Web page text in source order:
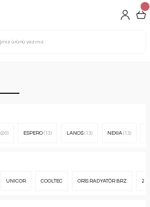
(20) ESPERO (13) LANOS (13) NEXIA (13)
UNICOR COOLTEC ORİS RADYATÖR BRZ